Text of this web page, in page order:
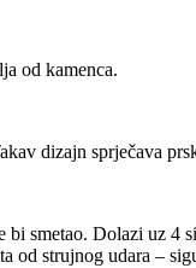
od kamenca.
dizajn sprječava
smetao. Dolazi uz 4
od strujnog udara –